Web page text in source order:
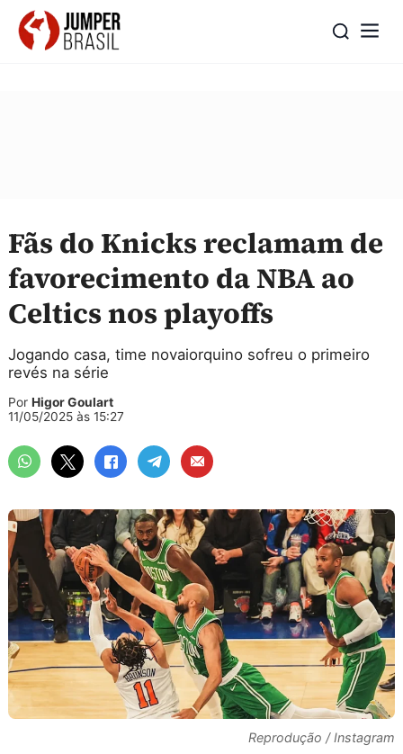
Fãs do Knicks reclamam de
favorecimento da NBA ao
Celtics nos playoffs
Jogando casa, time novaiorquino sofreu o primeiro
revés na série
Por Higor Goulart
11/05/2025 às 15:27
Reprodução / Instagram